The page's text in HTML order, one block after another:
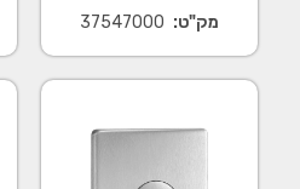
מק"ט: 37547000